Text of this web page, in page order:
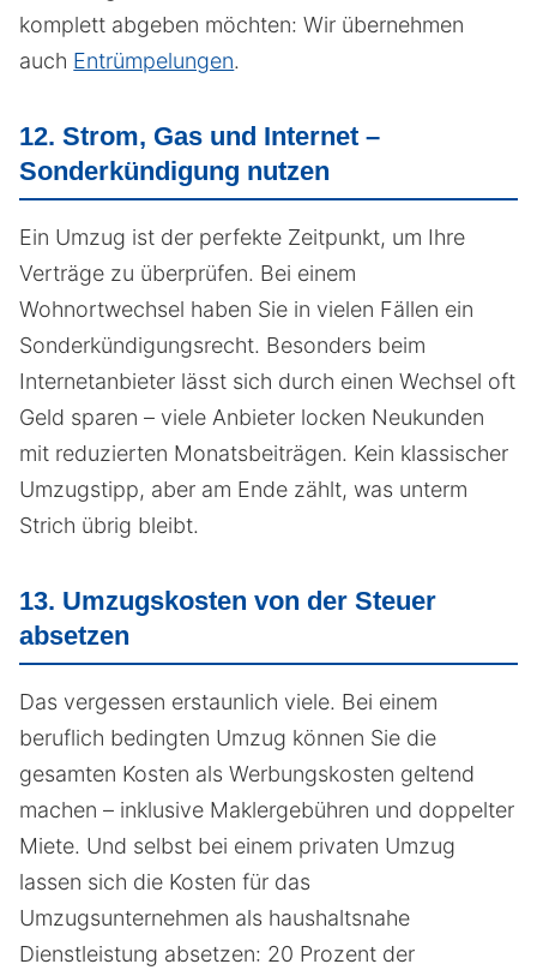
komplett abgeben möchten: Wir übernehmen
auch Entrümpelungen.
12. Strom, Gas und Internet –
Sonderkündigung nutzen
Ein Umzug ist der perfekte Zeitpunkt, um Ihre
Verträge zu überprüfen. Bei einem
Wohnortwechsel haben Sie in vielen Fällen ein
Sonderkündigungsrecht. Besonders beim
Internetanbieter lässt sich durch einen Wechsel oft
Geld sparen – viele Anbieter locken Neukunden
mit reduzierten Monatsbeiträgen. Kein klassischer
Umzugstipp, aber am Ende zählt, was unterm
Strich übrig bleibt.
13. Umzugskosten von der Steuer
absetzen
Das vergessen erstaunlich viele. Bei einem
beruflich bedingten Umzug können Sie die
gesamten Kosten als Werbungskosten geltend
machen – inklusive Maklergebühren und doppelter
Miete. Und selbst bei einem privaten Umzug
lassen sich die Kosten für das
Umzugsunternehmen als haushaltsnahe
Dienstleistung absetzen: 20 Prozent der